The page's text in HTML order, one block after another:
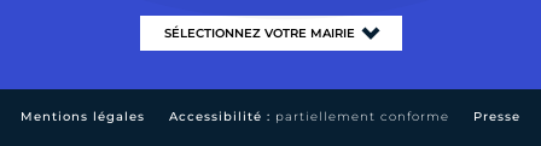
Mentions légales Accessibilité : partiellement conforme Presse